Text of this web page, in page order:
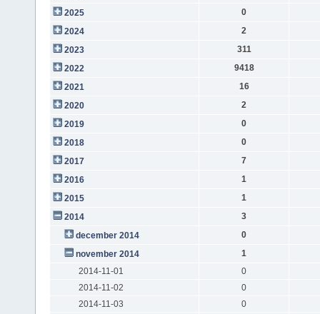
2025
0
2024
2
2023
311
2022
9418
2021
16
2020
2
2019
0
2018
0
2017
7
2016
1
2015
1
2014
3
december 2014
0
november 2014
1
2014-11-01
0
2014-11-02
0
2014-11-03
0